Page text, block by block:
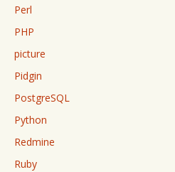
Perl
PHP
picture
Pidgin
PostgreSQL
Python
Redmine
Ruby